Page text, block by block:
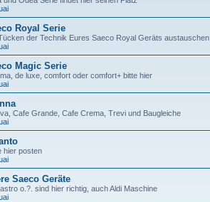
Royal Serie
der Technik Eures Saeco Royal Geräts austauschen
Magic Serie
de luxe, comfort oder comfort+ bitte hier
Cafe Grande, Cafe Crema, Trevi und Baugleiche
hier posten
Saeco Geräte
o.?. sind hier richtig, auch Aldi Maschine